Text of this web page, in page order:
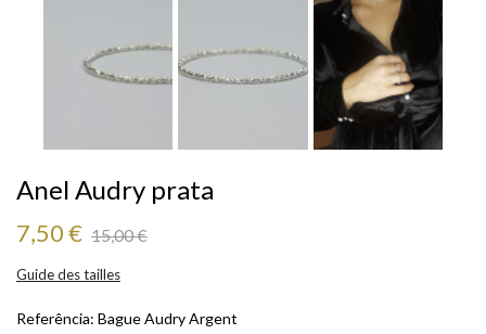
Anel Audry prata
7,50 € 15,00 €
Guide des tailles
Referência: Bague Audry Argent